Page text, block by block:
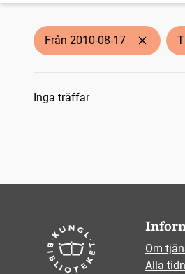
Från 2010-08-17
Sökresultat
Inga träffar
Om
Alla